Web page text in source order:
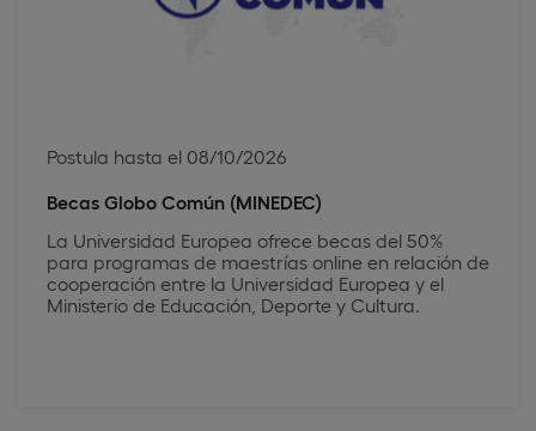
Postula hasta el 08/10/2026
Becas Globo Común (MINEDEC)
La Universidad Europea ofrece becas del 50%
para programas de maestrías online en relación de
cooperación entre la Universidad Europea y el
Ministerio de Educación, Deporte y Cultura.